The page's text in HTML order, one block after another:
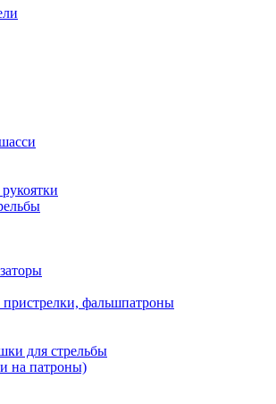
фальшпатроны
для стрельбы
на патроны)